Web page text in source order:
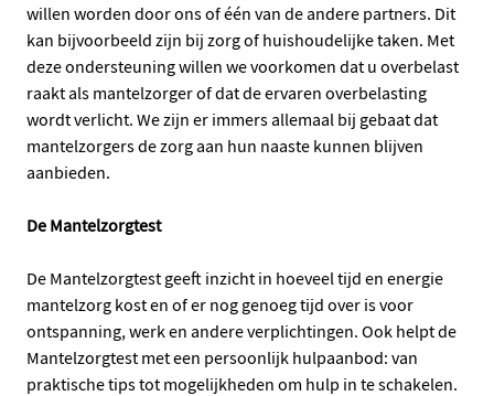
willen worden door ons of één van de andere partners. Dit
kan bijvoorbeeld zijn bij zorg of huishoudelijke taken. Met
deze ondersteuning willen we voorkomen dat u overbelast
raakt als mantelzorger of dat de ervaren overbelasting
wordt verlicht. We zijn er immers allemaal bij gebaat dat
mantelzorgers de zorg aan hun naaste kunnen blijven
aanbieden.
De Mantelzorgtest
De Mantelzorgtest geeft inzicht in hoeveel tijd en energie
mantelzorg kost en of er nog genoeg tijd over is voor
ontspanning, werk en andere verplichtingen. Ook helpt de
Mantelzorgtest met een persoonlijk hulpaanbod: van
praktische tips tot mogelijkheden om hulp in te schakelen.